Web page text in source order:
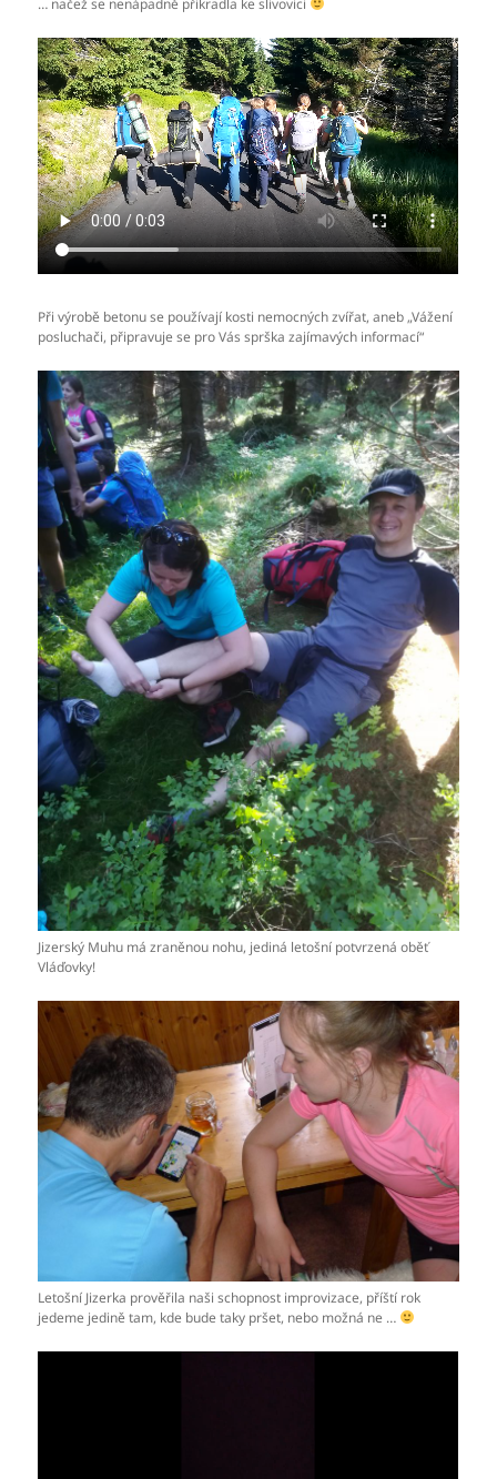
Při výrobě betonu se používají kosti nemocných zvířat, aneb „Vážení
posluchači, připravuje se pro Vás sprška zajímavých informací“
Jizerský Muhu má zraněnou nohu, jediná letošní potvrzená oběť
Vláďovky!
Letošní Jizerka prověřila naši schopnost improvizace, příští rok
jedeme jedině tam, kde bude taky pršet, nebo možná ne …